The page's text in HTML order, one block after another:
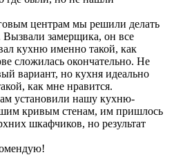
центрам мы решили делать
замерщика, он все
кухню именно такой, как
сложилась окончательно. Не
вариант, но кухня идеально
как мне нравится.
установили нашу кухню-
кривым стенам, им пришлось
шкафчиков, но результат